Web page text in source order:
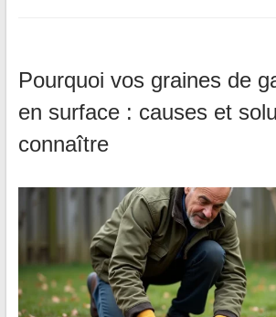
Pourquoi vos graines de
en surface : causes et
connaître